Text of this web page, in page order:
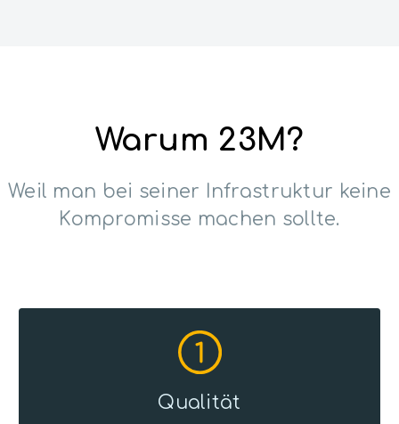
Warum 23M?
Weil man bei seiner Infrastruktur keine
Kompromisse machen sollte.
1
Qualität